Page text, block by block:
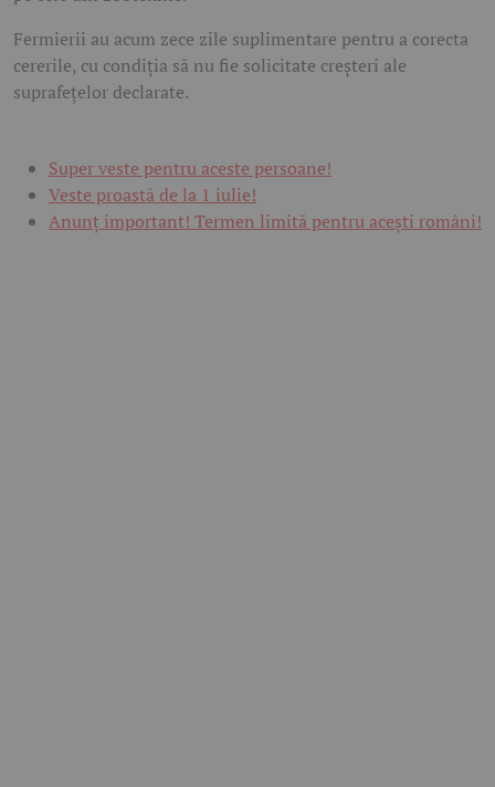
Fermierii au acum zece zile suplimentare pentru a corecta
cererile, cu condiția să nu fie solicitate creșteri ale
suprafețelor declarate.
Super veste pentru aceste persoane!
Veste proastă de la 1 iulie!
Anunț important! Termen limită pentru acești români!